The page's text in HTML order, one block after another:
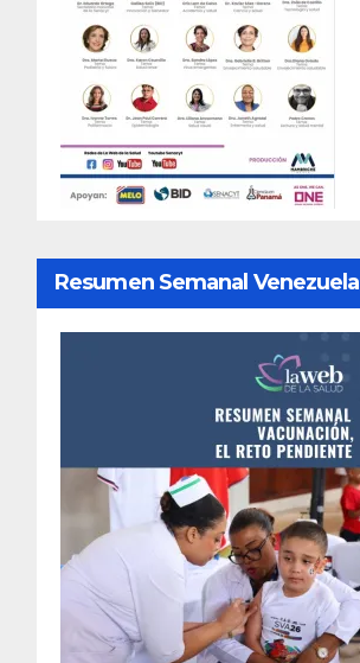
Resumen Semanal Venezuela